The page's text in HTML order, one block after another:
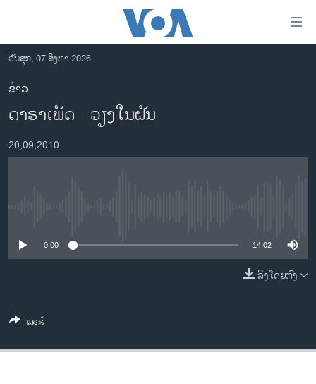
ເຂົ້າ
ຫາ
ຂ້າມ
ຂ້າມ
ໄປ
ອາເມຣິກາ
ການເລືອກຕັ້ງ ປະທານາທີບໍດີ ສະຫະລັດ 2024
ອິດສະຫຼະພາບດ້ານການຂ່າວ
ວິທະຍາສາດ-ເທັກໂນໂລຈີ
ທຸລະກິດ
ວັນສຸກ, 07 ສິງຫາ 2026
ຂ່າວ
ດາຣາເພັດ - ວຽງໃນຝັນ
20,09,2010
0:00 14:02
ລິງໂດຍກົງ
ແຊຣ໌